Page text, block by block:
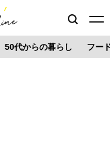
50代からの暮らし フー